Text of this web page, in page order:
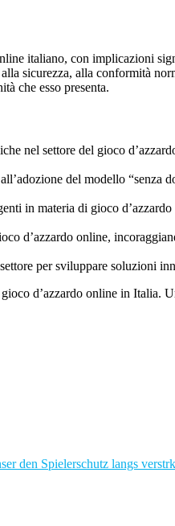
italiano, con implicazioni
sicurezza, alla conformità
che esso presenta.
nel settore del gioco
del modello
in materia di gioco
d’azzardo online,
per sviluppare soluzioni
d’azzardo online in Italia.
den Spielerschutz langs